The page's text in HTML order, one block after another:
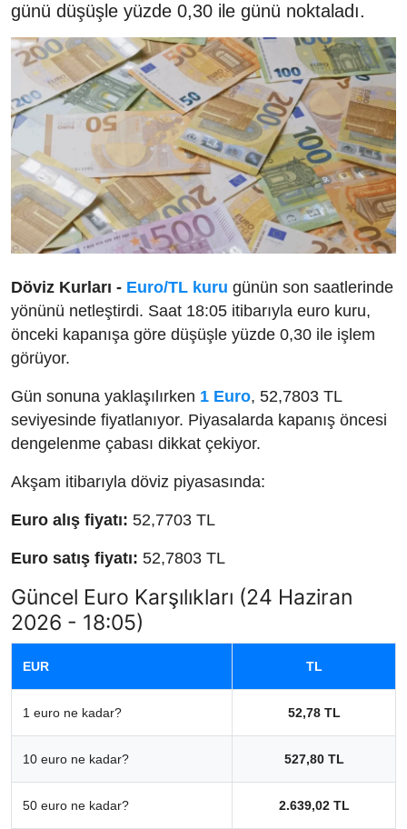
günü düşüşle yüzde 0,30 ile günü noktaladı.
Döviz Kurları - Euro/TL kuru günün son saatlerinde
yönünü netleştirdi. Saat 18:05 itibarıyla euro kuru,
önceki kapanışa göre düşüşle yüzde 0,30 ile işlem
görüyor.
Gün sonuna yaklaşılırken 1 Euro, 52,7803 TL
seviyesinde fiyatlanıyor. Piyasalarda kapanış öncesi
dengelenme çabası dikkat çekiyor.
Akşam itibarıyla döviz piyasasında:
Euro alış fiyatı: 52,7703 TL
Euro satış fiyatı: 52,7803 TL
Güncel Euro Karşılıkları (24 Haziran
2026 - 18:05)
EUR TL
1 euro ne kadar? 52,78 TL
10 euro ne kadar? 527,80 TL
50 euro ne kadar? 2.639,02 TL